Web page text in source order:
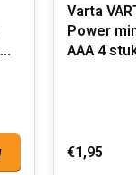
Varta
Power
AAA 4
€1,95